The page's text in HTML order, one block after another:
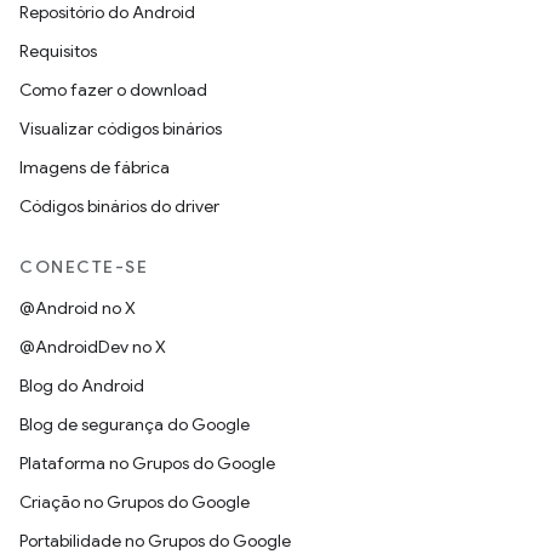
Repositório do Android
Requisitos
Como fazer o download
Visualizar códigos binários
Imagens de fábrica
Códigos binários do driver
CONECTE-SE
@Android no X
@AndroidDev no X
Blog do Android
Blog de segurança do Google
Plataforma no Grupos do Google
Criação no Grupos do Google
Portabilidade no Grupos do Google